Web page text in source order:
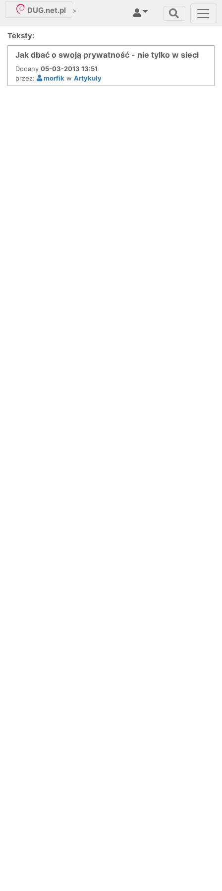
DUG.net.pl >
Teksty:
Jak dbać o swoją prywatność - nie tylko w sieci
Dodany 05-03-2013 13:51
przez:
morfik w Artykuły